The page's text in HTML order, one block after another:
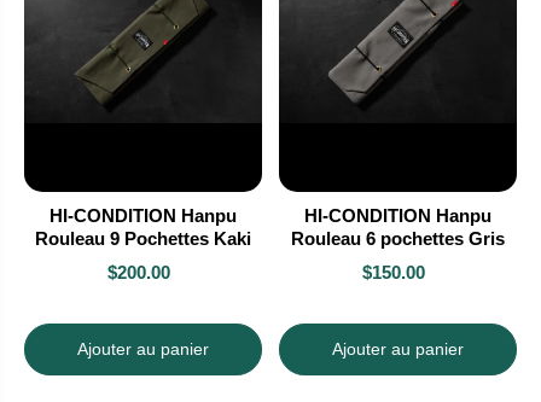
HI-CONDITION Hanpu
Rouleau 9 Pochettes Kaki
$200.00
Ajouter au panier
HI-CONDITION Hanpu
Rouleau 6 pochettes Gris
$150.00
Ajouter au panier